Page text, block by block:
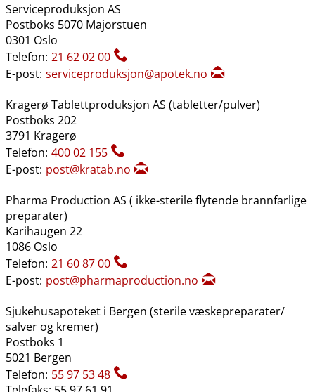
Serviceproduksjon AS
Postboks 5070 Majorstuen
0301 Oslo
Telefon: 21 62 02 00
E-post: serviceproduksjon@apotek.no
Kragerø Tablettproduksjon AS (tabletter​/​pulver)
Postboks 202
3791 Kragerø
Telefon: 400 02 155
E-post: post@kratab.no
Pharma Production AS ( ikke-sterile flytende brannfarlige
preparater)
Karihaugen 22
1086 Oslo
Telefon: 21 60 87 00
E-post: post@pharmaproduction.no
Sjukehusapoteket i Bergen (sterile væskepreparater​/​
salver og kremer)
Postboks 1
5021 Bergen
Telefon: 55 97 53 48